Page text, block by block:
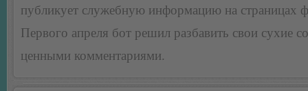
публикует служебную информацию на страницах
Первого апреля бот решил разбавить свои сухие
ценными комментариями.